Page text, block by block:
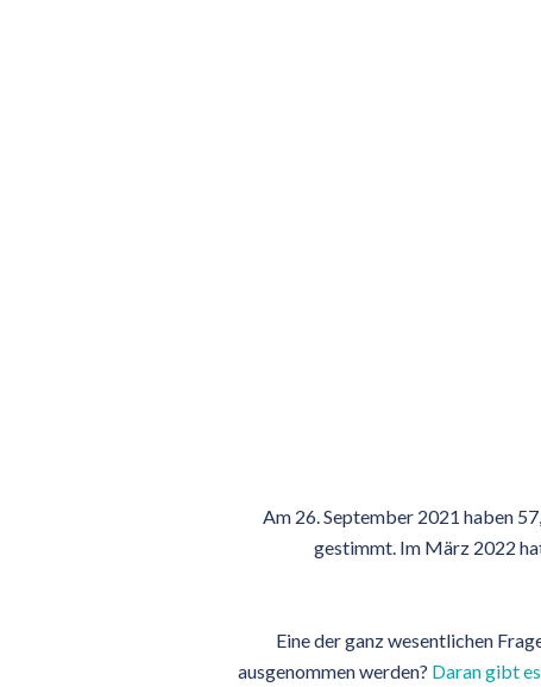
Am 26. September 2021 haben
gestimmt. Im März 2022
Eine der ganz wesentlichen
ausgenommen werden? Daran gibt